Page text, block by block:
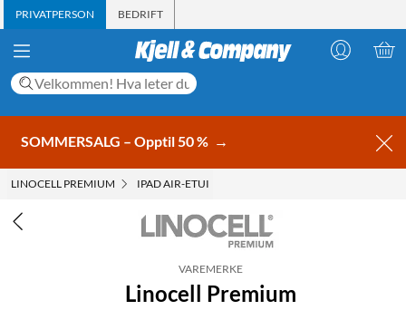
PRIVATPERSON BEDRIFT
SOMMERSALG – Opptil 50 % →
LINOCELL PREMIUM IPAD AIR-ETUI
VAREMERKE
Linocell Premium